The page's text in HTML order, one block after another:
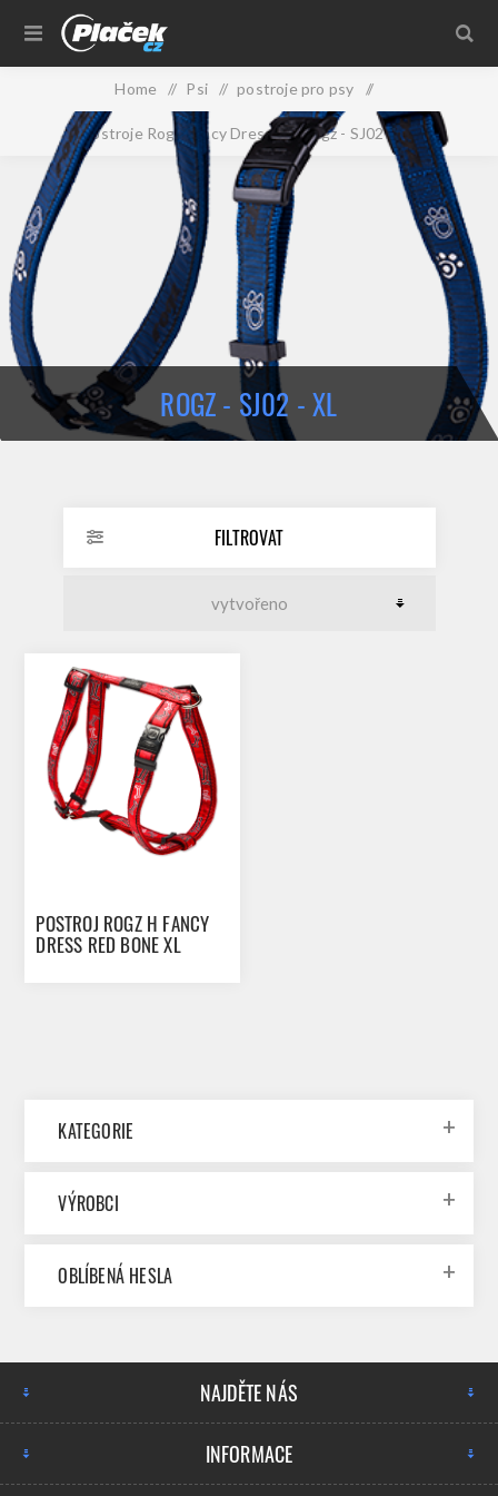
Home / Psi / postroje pro psy /
postroje Rogz Fancy Dress / Rogz - SJ02 - XL
ROGZ - SJ02 - XL
FILTROVAT
POSTROJ ROGZ H FANCY
DRESS RED BONE XL
KATEGORIE
VÝROBCI
OBLÍBENÁ HESLA
NAJDĚTE NÁS
INFORMACE